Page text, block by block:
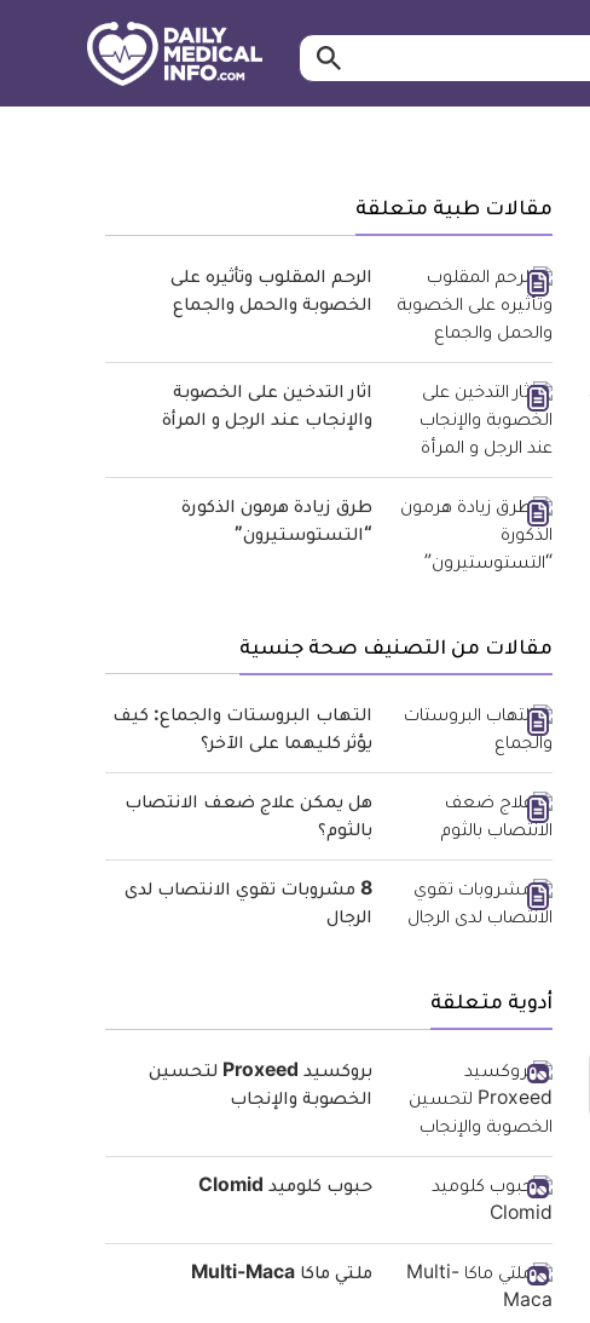
ابحث…
مقالات طبية متعلقة
الرحم المقلوب وتأثيره على
الخصوبة والحمل والجماع
اثار التدخين على الخصوبة
والإنجاب عند الرجل و المرأة
طرق زيادة هرمون الذكورة
“التستوستيرون”
مقالات من التصنيف صحة جنسية
التهاب البروستات والجماع: كيف
يؤثر كليهما على الآخر؟
هل يمكن علاج ضعف الانتصاب
بالثوم؟
8 مشروبات تقوي الانتصاب لدى
الرجال
أدوية متعلقة
بروكسيد Proxeed لتحسين
الخصوبة والإنجاب
حبوب كلوميد Clomid
ملتي ماكا Multi-Maca